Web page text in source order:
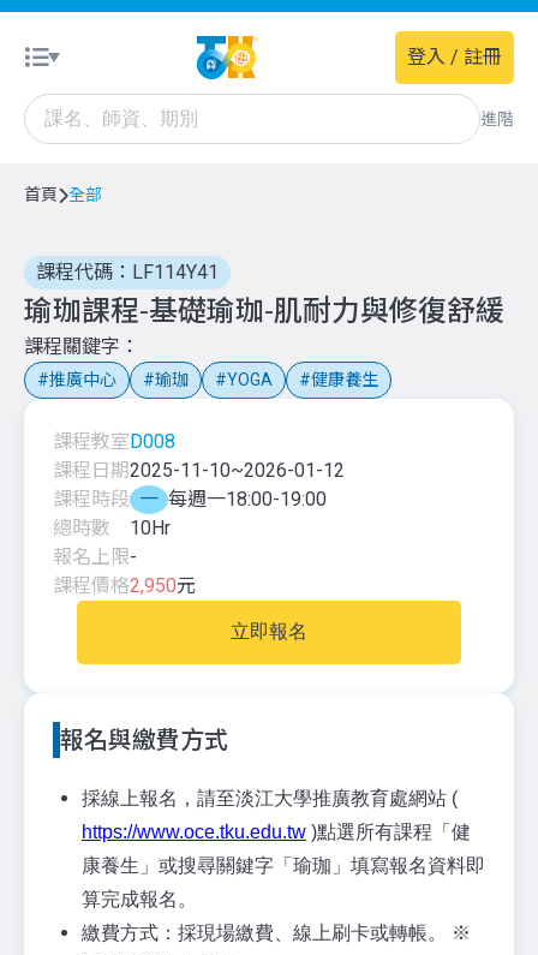
進階
登入 / 註冊
首頁 全部
課程代碼：LF114Y41
瑜珈課程-基礎瑜珈-肌耐力與修復舒緩
課程關鍵字
推廣中心 瑜珈 YOGA 健康養生
課程教室D008
課程日期2025-11-10~2026-01-12
課程時段 一 每週一18:00-19:00
總時數
10Hr
報名上限-
課程價格2,950元
立即報名
報名與繳費方式
採線上報名，請至淡江大學推廣教育處網站 (
https://www.oce.tku.edu.tw )點選所有課程「健
康養生」或搜尋關鍵字「瑜珈」填寫報名資料即
算完成報名。
繳費方式：採現場繳費、線上刷卡或轉帳。
※